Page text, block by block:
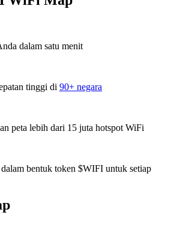
dalam satu menit
tinggi di 90+ negara
peta lebih dari 15 juta hotspot WiFi
bentuk token $WIFI untuk setiap